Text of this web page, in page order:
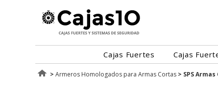
Cajas Fuertes Cajas
> Armeros Homologados para Armas Cortas > SPS Armas